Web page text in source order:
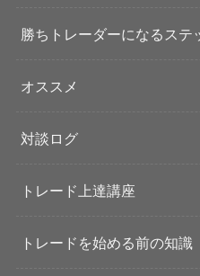
勝ちトレーダーになるステ
オススメ
対談ログ
トレード上達講座
トレードを始める前の知識